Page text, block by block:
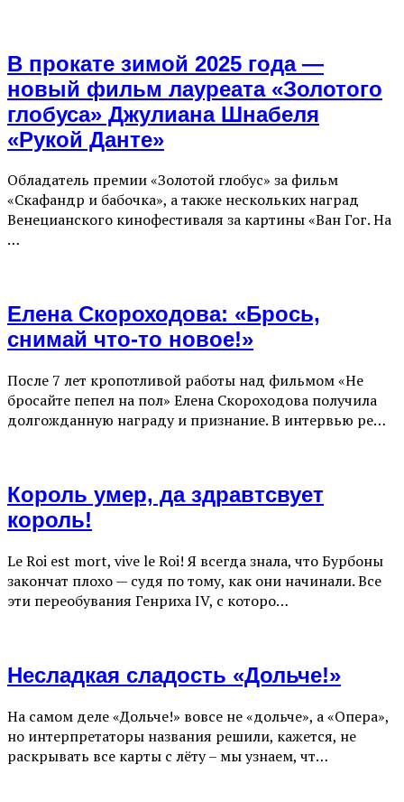
В прокате зимой 2025 года —
новый фильм лауреата «Золотого
глобуса» Джулиана Шнабеля
«Рукой Данте»
Обладатель премии «Золотой глобус» за фильм
«Скафандр и бабочка», а также нескольких наград
Венецианского кинофестиваля за картины «Ван Гог. На
…
Елена Скороходова: «Брось,
снимай что-то новое!»
После 7 лет кропотливой работы над фильмом «Не
бросайте пепел на пол» Елена Скороходова получила
долгожданную награду и признание. В интервью ре…
Король умер, да здравтсвует
король!
Le Roi est mort, vive le Roi! Я всегда знала, что Бурбоны
закончат плохо — судя по тому, как они начинали. Все
эти переобувания Генриха IV, с которо…
Несладкая сладость «Дольче!»
На самом деле «Дольче!» вовсе не «дольче», а «Опера»,
но интерпретаторы названия решили, кажется, не
раскрывать все карты с лёту – мы узнаем, чт…